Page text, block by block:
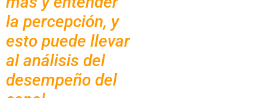
la percepción, y
esto puede llevar
al análisis del
desempeño del